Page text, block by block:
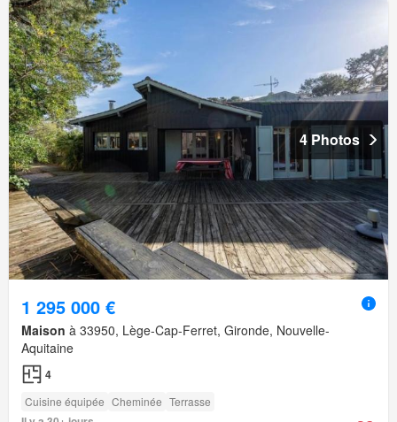
4 Photos
1 295 000 €
Maison à 33950, Lège-Cap-Ferret, Gironde, Nouvelle-
Aquitaine
4
Cuisine équipée Cheminée Terrasse